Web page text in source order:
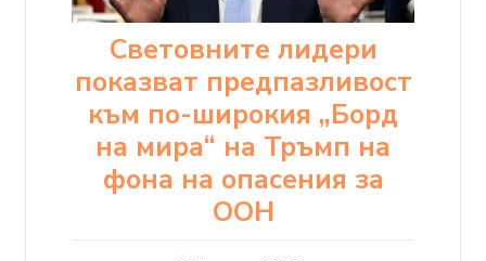
Световните лидери
показват предпазливост
към по-широкия „Борд
на мира“ на Тръмп на
фона на опасения за
ООН